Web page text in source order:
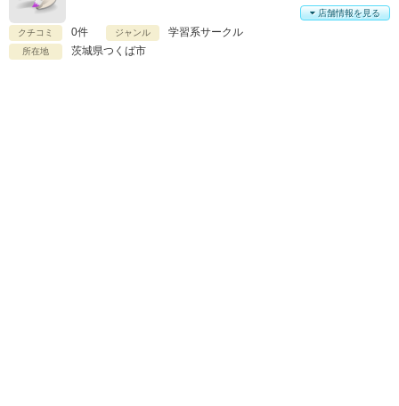
クチコミ 0件 ジャンル 学習系サークル
所在地 茨城県つくば市
店舗情報を見る